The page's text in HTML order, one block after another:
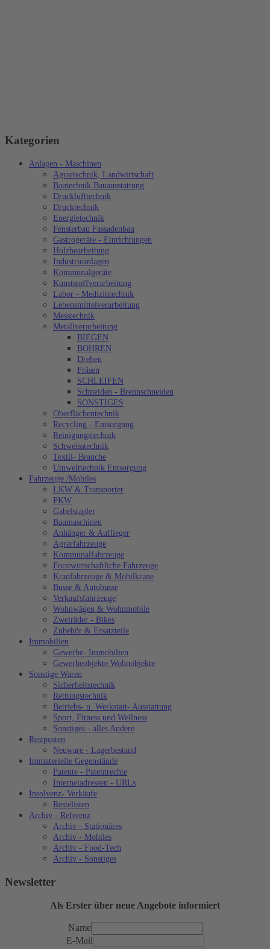
Kategorien
Anlagen - Maschinen
Agrartechnik, Landwirtschaft
Bautechnik Bauausstattung
Drucklufttechnik
Drucktechnik
Energietechnik
Fensterbau Fassadenbau
Gastrogeräte - Einrichtungen
Holzbearbeitung
Industrieanlagen
Kommunalgeräte
Kunststoffverarbeitung
Labor - Medizintechnik
Lebensmittelverarbeitung
Messtechnik
Metallverarbeitung
BIEGEN
BOHREN
Drehen
Fräsen
SCHLEIFEN
Schneiden - Brennschneiden
SONSTIGES
Oberflächentechnik
Recycling - Entsorgung
Reinigungstechnik
Schweisstechnik
Textil- Branche
Umwelttechnik Entsorgung
Fahrzeuge /Mobiles
LKW & Transporter
PKW
Gabelstapler
Baumaschinen
Anhänger & Auflieger
Agrarfahrzeuge
Kommunalfahrzeuge
Forstwirtschaftliche Fahrzeuge
Kranfahrzeuge & Mobilkrane
Busse & Autobusse
Verkaufsfahrzeuge
Wohnwägen & Wohnmobile
Zweiräder - Bikes
Zubehör & Ersatzteile
Immobilien
Gewerbe- Immobilien
Gewerbeobjekte Wohnobjekte
Sonstige Waren
Sicherheitstechnik
Rettungstechnik
Betriebs- u. Werkstatt- Ausstattung
Sport, Fitness und Wellness
Sonstiges - alles Andere
Restposten
Neuware - Lagerbestand
Immaterielle Gegenstände
Patente - Patentrechte
Internetadressen - URLs
Insolvenz- Verkäufe
Restelisten
Archiv - Referenz
Archiv - Stationäres
Archiv - Mobiles
Archiv - Food-Tech
Archiv - Sonstiges
Newsletter
Als Erster über neue Angebote informiert
Name
E-Mail